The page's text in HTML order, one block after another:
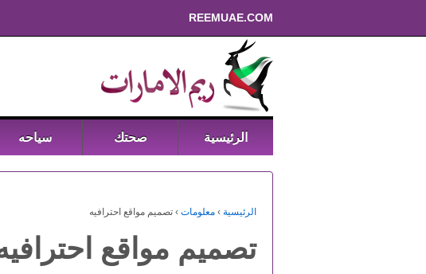
REEMUAE.COM
الرئيسية صحتك سياحه
الرئيسية › معلومات › تصميم مواقع احترافيه
تصميم مواقع